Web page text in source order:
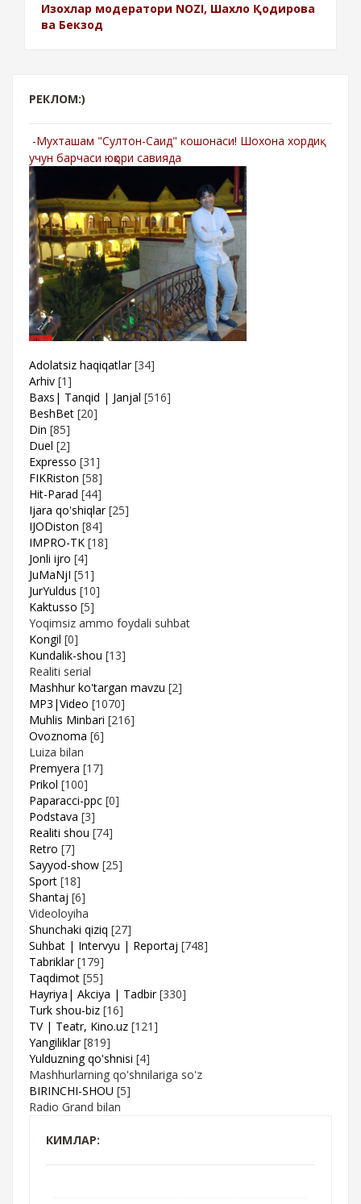
Изохлар модератори NOZI, Шахло Қодирова
ва Бекзод
РЕКЛОМ:)
-Мухташам "Султон-Саид" кошонаси! Шохона хордиқ
учун барчаси юқори савияда
Adolatsiz haqiqatlar [34]
Arhiv [1]
Baxs| Tanqid | Janjal [516]
BeshBet [20]
Din [85]
Duel [2]
Expresso [31]
FIKRiston [58]
Hit-Parad [44]
Ijara qo'shiqlar [25]
IJODiston [84]
IMPRO-TK [18]
Jonli ijro [4]
JuMaNjI [51]
JurYuldus [10]
Kaktusso [5]
Yoqimsiz ammo foydali suhbat
Kongil [0]
Kundalik-shou [13]
Realiti serial
Mashhur ko'targan mavzu [2]
MP3|Video [1070]
Muhlis Minbari [216]
Ovoznoma [6]
Luiza bilan
Premyera [17]
Prikol [100]
Paparacci-ppc [0]
Podstava [3]
Realiti shou [74]
Retro [7]
Sayyod-show [25]
Sport [18]
Shantaj [6]
Videoloyiha
Shunchaki qiziq [27]
Suhbat | Intervyu | Reportaj [748]
Tabriklar [179]
Taqdimot [55]
Hayriya| Akciya | Tadbir [330]
Turk shou-biz [16]
TV | Teatr, Kino.uz [121]
Yangiliklar [819]
Yulduzning qo'shnisi [4]
Mashhurlarning qo'shnilariga so'z
BIRINCHI-SHOU [5]
Radio Grand bilan
КИМЛАР: